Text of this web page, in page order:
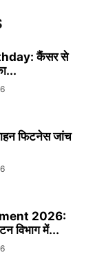
कैंसर से
फिटनेस जांच
2026:
विभाग में...